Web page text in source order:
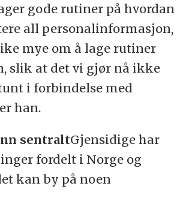
gode rutiner på hvordan
all personalinformasjon,
mye om å lage rutiner
slik at det vi gjør nå ikke
i forbindelse med
han.
sentraltGjensidige har
fordelt i Norge og
kan by på noen